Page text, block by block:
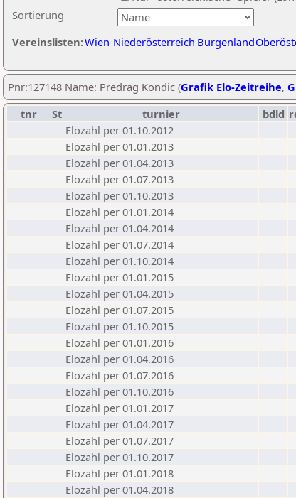
Sortierung
Vereinslisten:Wien Niederösterreich Burgenland
Pnr:127148 Name: Predrag Kondic (Grafik Elo-Zeitreihe,
tnr
St turnier bdld
Elozahl per 01.10.2012
Elozahl per 01.01.2013
Elozahl per 01.04.2013
Elozahl per 01.07.2013
Elozahl per 01.10.2013
Elozahl per 01.01.2014
Elozahl per 01.04.2014
Elozahl per 01.07.2014
Elozahl per 01.10.2014
Elozahl per 01.01.2015
Elozahl per 01.04.2015
Elozahl per 01.07.2015
Elozahl per 01.10.2015
Elozahl per 01.01.2016
Elozahl per 01.04.2016
Elozahl per 01.07.2016
Elozahl per 01.10.2016
Elozahl per 01.01.2017
Elozahl per 01.04.2017
Elozahl per 01.07.2017
Elozahl per 01.10.2017
Elozahl per 01.01.2018
Elozahl per 01.04.2018